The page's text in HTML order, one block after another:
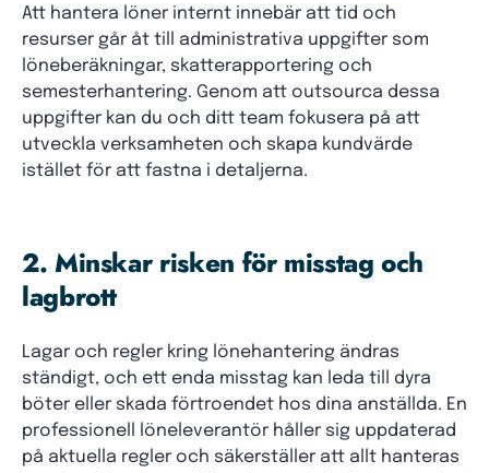
Att hantera löner internt innebär att tid och
resurser går åt till administrativa uppgifter som
löneberäkningar, skatterapportering och
semesterhantering. Genom att outsourca dessa
uppgifter kan du och ditt team fokusera på att
utveckla verksamheten och skapa kundvärde
istället för att fastna i detaljerna.
2. Minskar risken för misstag och
lagbrott
Lagar och regler kring lönehantering ändras
ständigt, och ett enda misstag kan leda till dyra
böter eller skada förtroendet hos dina anställda. En
professionell löneleverantör håller sig uppdaterad
på aktuella regler och säkerställer att allt hanteras